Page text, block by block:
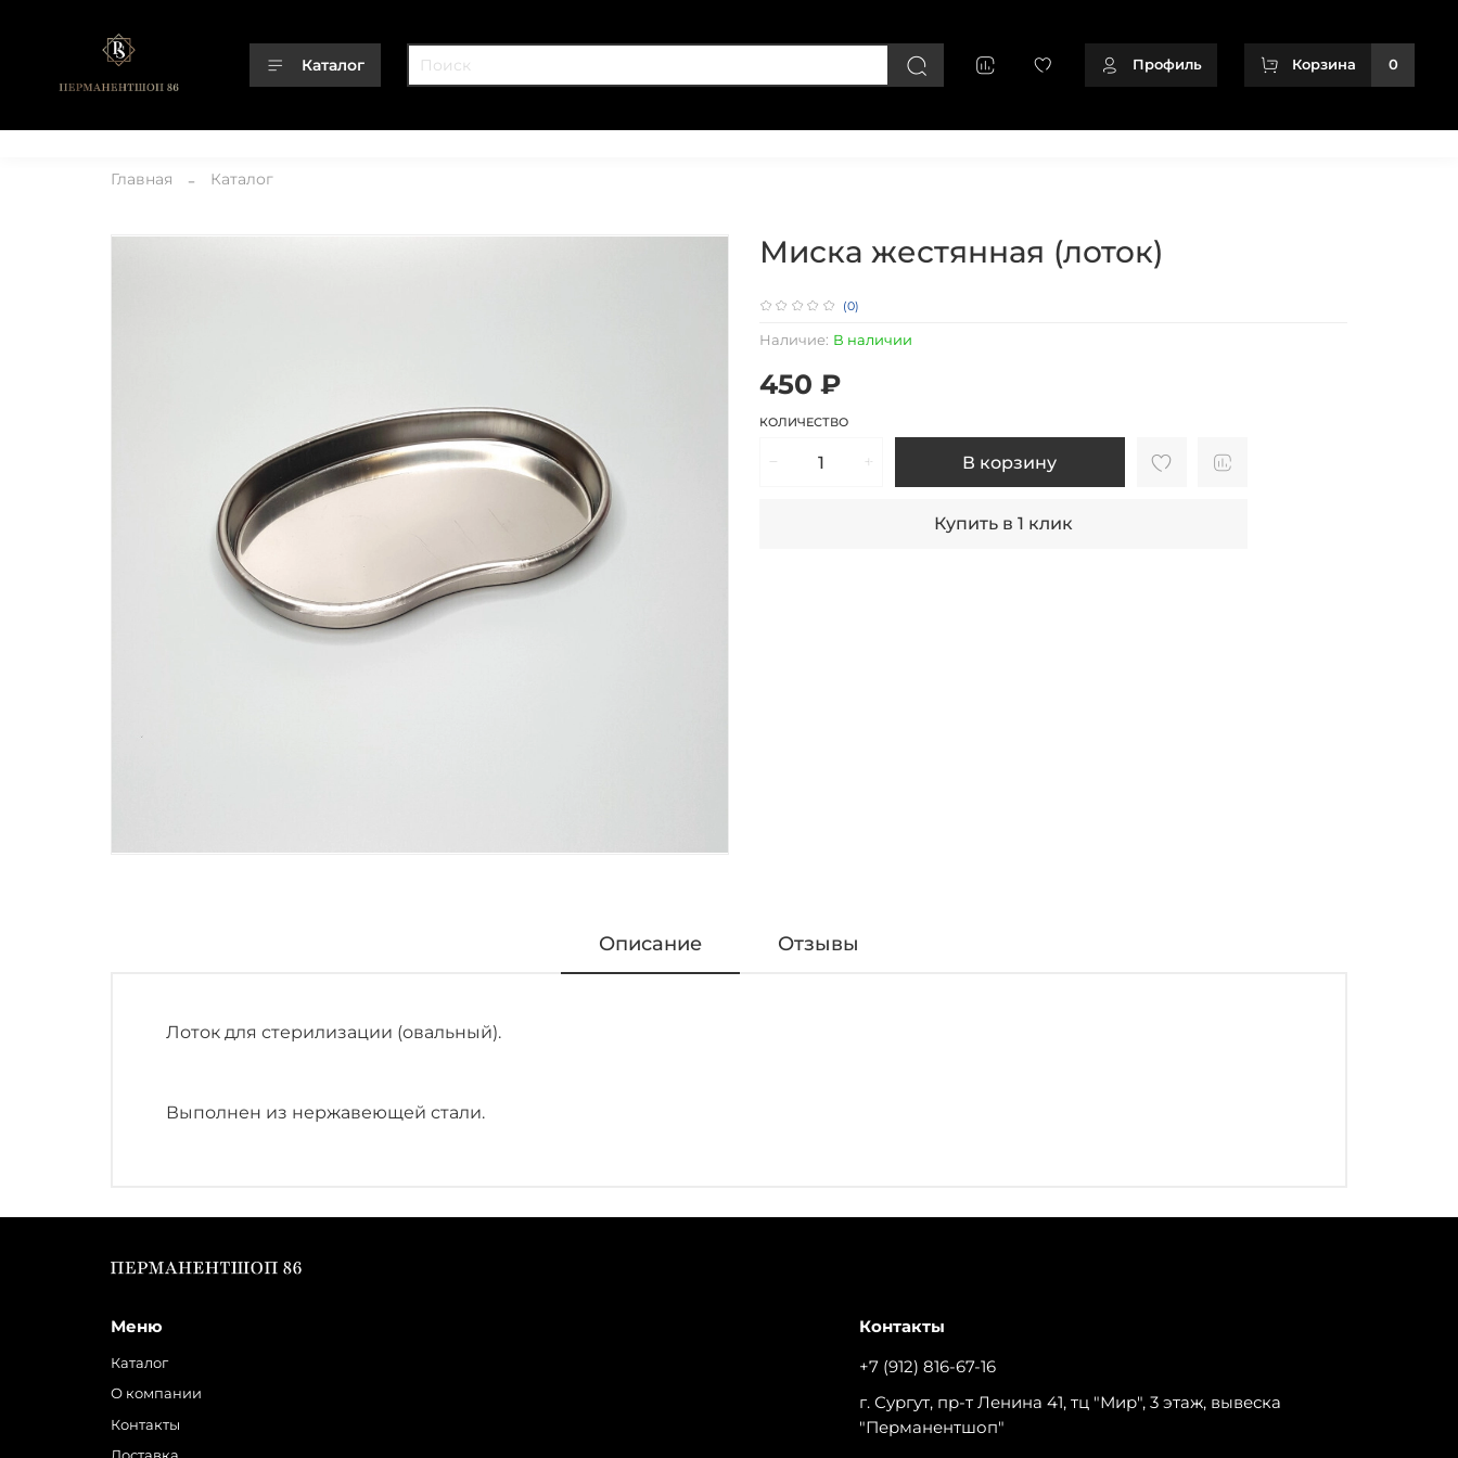
Каталог Профиль Корзина 0
Главная Каталог
(0)
Наличие: В наличии
Миска жестянная (лоток)
450 ₽
КОЛИЧЕСТВО
В корзину
Купить в 1 клик
Описание Отзывы
Лоток для стерилизации (овальный).
Выполнен из нержавеющей стали.
Меню
Каталог
О компании
Контакты
Контакты
+7 (912) 816-67-16
г. Сургут, пр-т Ленина 41, тц "Мир", 3 этаж, вывеска
"Перманентшоп"